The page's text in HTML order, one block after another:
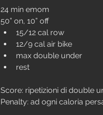
24 min emom
50” on, 10” off
15/12 cal row
12/9 cal air bike
max double under
rest
Score: ripetizioni di double
Penalty: ad ogni caloria